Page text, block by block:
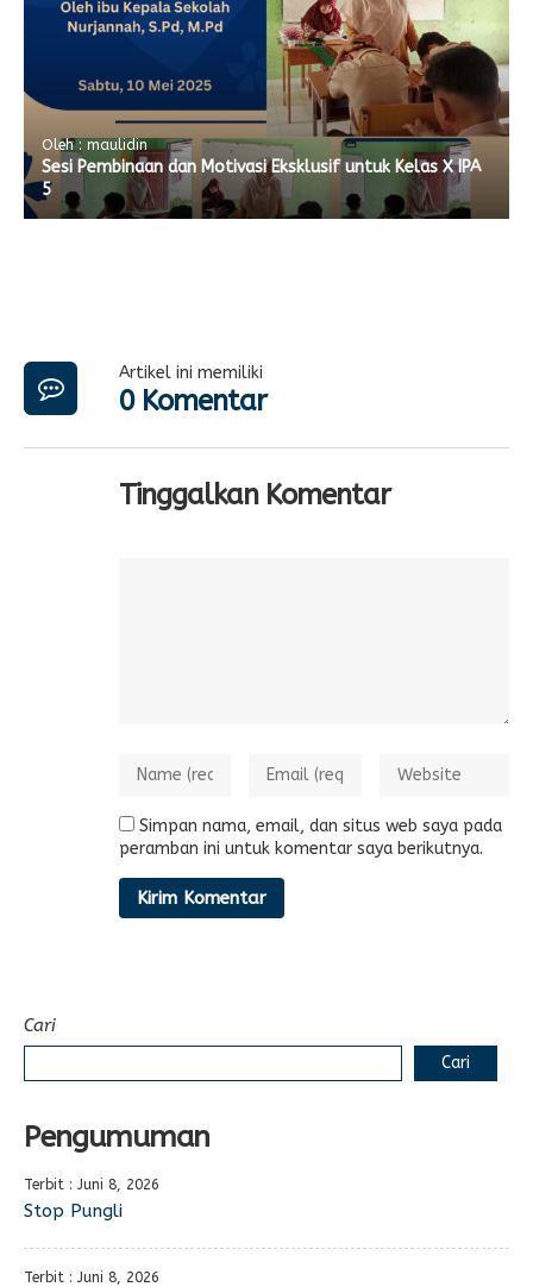
Oleh : maulidin
Sesi Pembinaan dan Motivasi Eksklusif untuk Kelas X IPA
5
Artikel ini memiliki
0 Komentar
Tinggalkan Komentar
Simpan nama, email, dan situs web saya pada
peramban ini untuk komentar saya berikutnya.
Cari
Cari
Pengumuman
Terbit : Juni 8, 2026
Stop Pungli
Terbit : Juni 8, 2026